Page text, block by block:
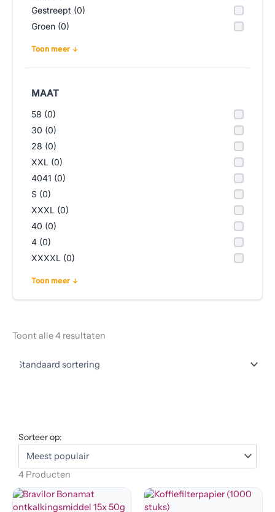
Gestreept (0)
Groen (0)
Toon meer
MAAT
58 (0)
30 (0)
28 (0)
XXL (0)
4041 (0)
S (0)
XXXL (0)
40 (0)
4 (0)
XXXXL (0)
Toon meer
Toont alle 4 resultaten
Sorteer op:
4 Producten